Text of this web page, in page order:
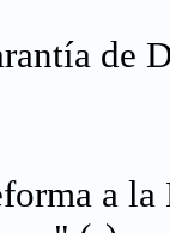
de
a